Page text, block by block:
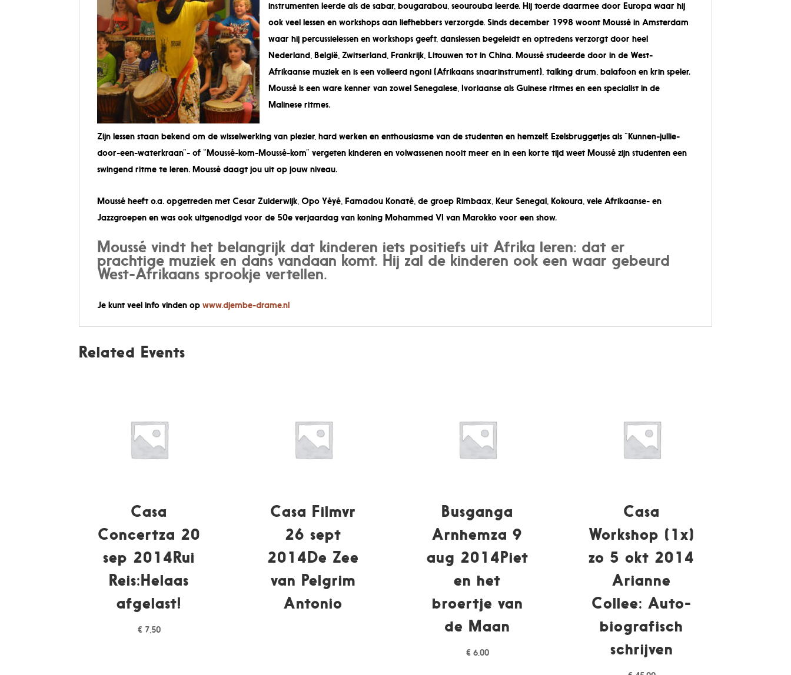
instrumenten leerde als de sabar, bougarabou, seourouba leerde. Hij toerde daarmee door Europa waar hij
ook veel lessen en workshops aan liefhebbers verzorgde. Sinds december 1998 woont Moussé in Amsterdam
waar hij percussielessen en workshops geeft, danslessen begeleidt en optredens verzorgt door heel
Nederland, België, Zwitserland, Frankrijk, Litouwen tot in China. Moussé studeerde door in de West-
Afrikaanse muziek en is een volleerd ngoni (Afrikaans snaarinstrument), talking drum, balafoon en krin speler.
Moussé is een ware kenner van zowel Senegalese, Ivoriaanse als Guinese ritmes en een specialist in de
Malinese ritmes.
Zijn lessen staan bekend om de wisselwerking van plezier, hard werken en enthousiasme van de studenten en hemzelf. Ezelsbruggetjes als “Kunnen-jullie-
door-een-waterkraan”- of “Moussé-kom-Moussé-kom” vergeten kinderen en volwassenen nooit meer en in een korte tijd weet Moussé zijn studenten een
swingend ritme te leren. Moussé daagt jou uit op jouw niveau.
Moussé heeft o.a. opgetreden met Cesar Zuiderwijk, Opo Yéyé, Famadou Konaté, de groep Rimbaax, Keur Senegal, Kokoura, vele Afrikaanse- en
Jazzgroepen en was ook uitgenodigd voor de 50e verjaardag van koning Mohammed VI van Marokko voor een show.
Moussé vindt het belangrijk dat kinderen iets positiefs uit Afrika leren: dat er
prachtige muziek en dans vandaan komt. Hij zal de kinderen ook een waar gebeurd
West-Afrikaans sprookje vertellen.
Je kunt veel info vinden opwww.djembe-drame.nl
Related Events
Casa
Concertza 20
sep 2014Rui
Reis:Helaas
afgelast!
€7,50
Casa Filmvr
26 sept
2014De Zee
van Pelgrim
Antonio
Busganga
Arnhemza 9
aug 2014Piet
en het
broertje van
de Maan
€6,00
Casa
Workshop (1x)
zo 5 okt 2014
Arianne
Collee: Auto-
biografisch
schrijven